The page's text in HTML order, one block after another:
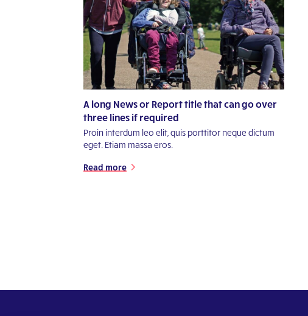
A long News or Report title that can go over
three lines if required
Proin interdum leo elit, quis porttitor neque dictum
eget. Etiam massa eros.
Read more